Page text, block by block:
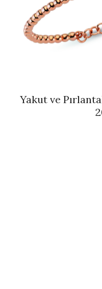
Yakut ve